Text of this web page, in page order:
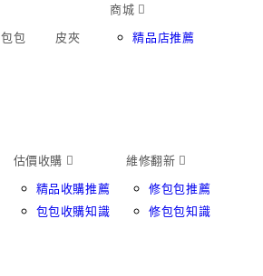
包包 皮夾
商城
精品店推薦
估價收購
精品收購推薦
包包收購知識
維修翻新
修包包推薦
修包包知識